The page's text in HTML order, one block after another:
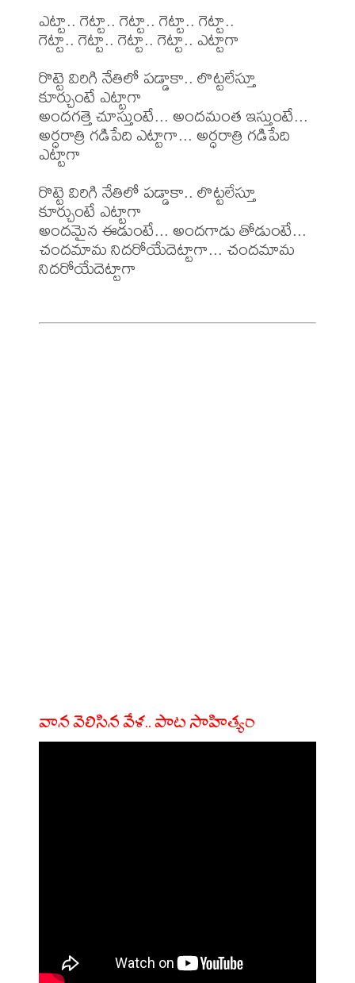
ఎట్టా.. గెట్టా.. గెట్టా.. గెట్టా.. గెట్టా..
గెట్టా.. గెట్టా.. గెట్టా.. గెట్టా.. ఎట్టాగా
రొట్టె విరిగి నేతిలో పడ్డాకా.. లొట్టలేస్తూ
కూర్చుంటే ఎట్టాగా
అందగత్తె చూస్తుంటే... అందమంత ఇస్తుంటే...
అర్ధరాత్రి గడిపేది ఎట్టాగా... అర్ధరాత్రి గడిపేది
ఎట్టాగా
రొట్టె విరిగి నేతిలో పడ్డాకా.. లొట్టలేస్తూ
కూర్చుంటే ఎట్టాగా
అందమైన ఈడుంటే... అందగాడు తోడుంటే...
చందమామ నిదరోయేదెట్టాగా... చందమామ
నిదరోయేదెట్టాగా
వాన వెలిసిన వేళ.. పాట సాహిత్యం